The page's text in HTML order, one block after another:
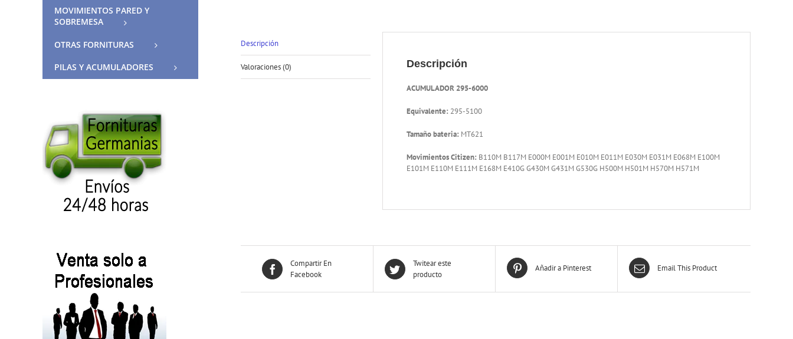
Descripción
Valoraciones (0) Descripción
ACUMULADOR 295-6000
Equivalente: 295-5100
Tamaño bateria: MT621
Movimientos Citizen: B110M B117M E000M E001M E010M E011M E030M E031M E068M E100M
E101M E110M E111M E168M E410G G430M G431M G530G H500M H501M H570M H571M
Compartir En
Facebook
Twitear este
producto
Añadir a Pinterest Email This Product
MOVIMIENTOS PARED Y
SOBREMESA
OTRAS FORNITURAS
PILAS Y ACUMULADORES